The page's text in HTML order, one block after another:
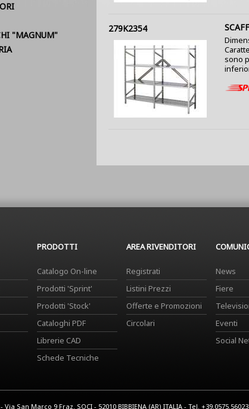
279K2354
sono
"MAGNUM"
PRODOTTI
Catalogo On-line
Prodotti 'Sprint'
Prodotti 'Stock'
Cataloghi PDF
Librerie CAD
Schede Tecniche
AREA RIVENDITORI
Registrati
Listini Prezzi
Offerte e Promozioni
Circolari
News
Fiere
Eventi
Social
San Marco 9 Fraz. SOCI - 52010 BIBBIENA (AR) ITALIA - Tel.